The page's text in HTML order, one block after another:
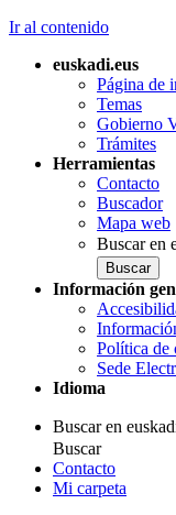
Ir al contenido
euskadi.eus
Página de
Temas
Gobierno
Trámites
Herramientas
Contacto
Buscador
Mapa web
Buscar en
Información
Política de
Sede
Idioma
Buscar en
Buscar
Contacto
Mi carpeta